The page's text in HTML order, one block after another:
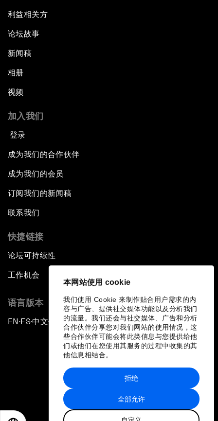
本网站使用 cookie
我们使用 Cookie 来制作贴合用户需求的内
容与广告、提供社交媒体功能以及分析我们
的流量。我们还会与社交媒体、广告和分析
合作伙伴分享您对我们网站的使用情况，这
些合作伙伴可能会将此类信息与您提供给他
们或他们在您使用其服务的过程中收集的其
他信息相结合。
全部允许
拒绝
利益相关方
论坛故事
新闻稿
相册
视频
加入我们
登录
成为我们的合作伙伴
成为我们的会员
订阅我们的新闻稿
联系我们
快捷链接
论坛可持续性
工作机会
语言版本
EN ▪ES▪中文▪ 日本語
站点地图